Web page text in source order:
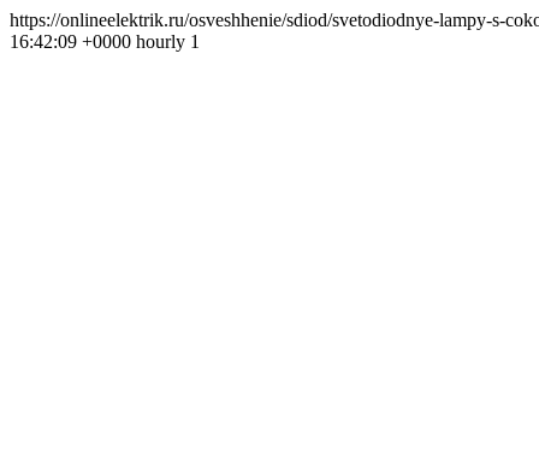
https://onlineelektrik.ru/osveshhenie/sdiod/svetodiodnye-lampy-s-
16:42:09 +0000 hourly 1